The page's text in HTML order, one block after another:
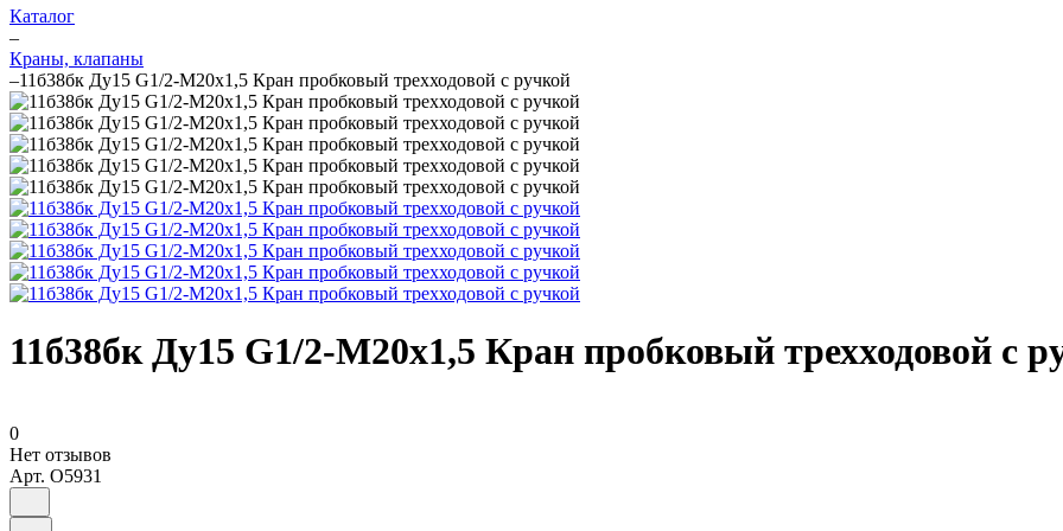
Каталог
–
Краны, клапаны
–11б38бк Ду15 G1/2-М20х1,5 Кран пробковый трехходовой с ручкой
11б38бк Ду15 G1/2-М20х1,5 Кран пробковый трехходовой с
0
Нет отзывов
Арт. O5931